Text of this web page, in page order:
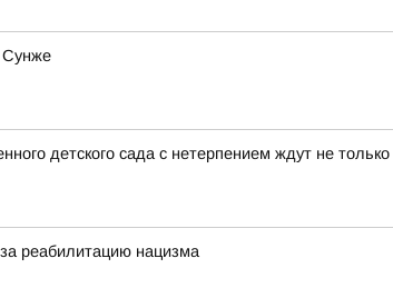
Сунже
детского сада с нетерпением ждут не
реабилитацию нацизма